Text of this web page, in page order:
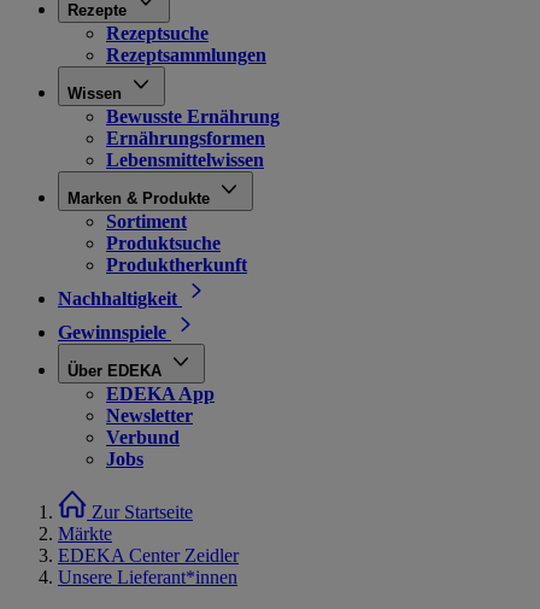
Rezepte
Rezeptsuche
Rezeptsammlungen
Wissen
Bewusste Ernährung
Ernährungsformen
Lebensmittelwissen
Marken & Produkte
Sortiment
Produktsuche
Produktherkunft
Nachhaltigkeit
Gewinnspiele
Über EDEKA
EDEKA App
Newsletter
Verbund
Jobs
Zur Startseite
Märkte
EDEKA Center Zeidler
Unsere Lieferant*innen